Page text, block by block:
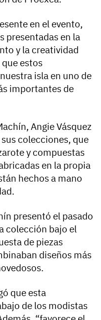
en el evento,
presentadas en la
y la creatividad
estos
isla en uno de
importantes de
Angie Vásquez
colecciones, que
y compuestas
en la propia
hechos a mano
presentó el pasado
colección bajo el
de piezas
diseños más
que esta
de los modistas